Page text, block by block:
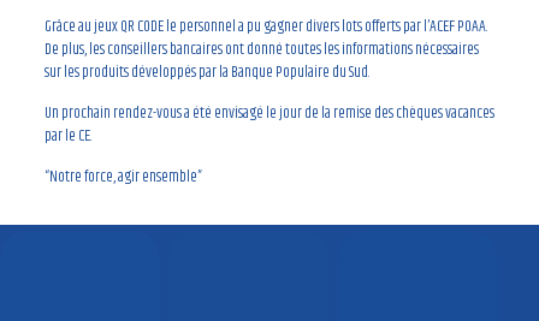
Grâce au jeux QR CODE le personnel a pu gagner divers lots offerts par l’ACEF POAA.
De plus, les conseillers bancaires ont donné toutes les informations nécessaires
sur les produits développés par la Banque Populaire du Sud.
Un prochain rendez-vous a été envisagé le jour de la remise des chèques vacances
par le CE.
“Notre force, agir ensemble”